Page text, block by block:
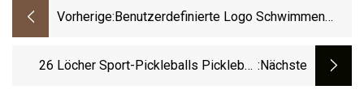
Vorherige: Benutzerdefinierte Logo Schwimmen
Aufblasbare Sport Wasserball
26 Löcher Sport-Pickleballs Pickleball :nächste